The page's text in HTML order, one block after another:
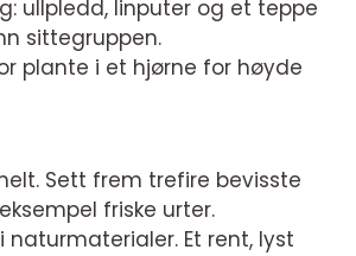
ullpledd, linputer og et teppe
sittegruppen.
plante i et hjørne for høyde
Sett frem trefire bevisste
friske urter.
naturmaterialer. Et rent, lyst